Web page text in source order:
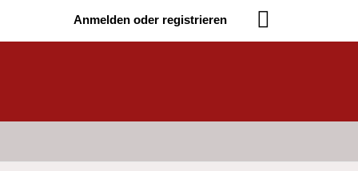
Anmelden oder registrieren